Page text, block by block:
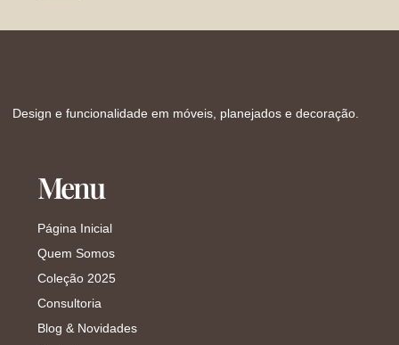
Design e funcionalidade em móveis, planejados e decoração.
Menu
Página Inicial
Quem Somos
Coleção 2025
Consultoria
Blog & Novidades